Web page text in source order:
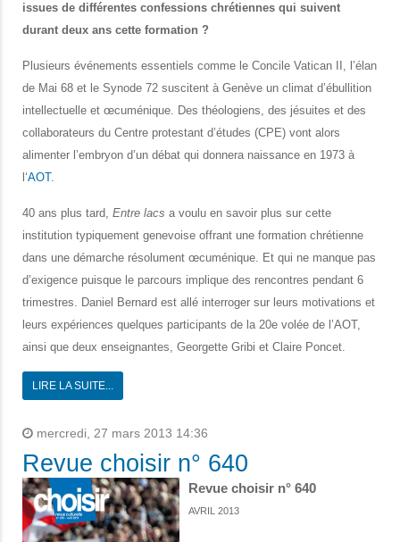
issues de différentes confessions chrétiennes qui suivent
durant deux ans cette formation ?
Plusieurs événements essentiels comme le Concile Vatican II, l’élan
de Mai 68 et le Synode 72 suscitent à Genève un climat d’ébullition
intellectuelle et œcuménique. Des théologiens, des jésuites et des
collaborateurs du Centre protestant d’études (CPE) vont alors
alimenter l’embryon d’un débat qui donnera naissance en 1973 à
l‘AOT.
40 ans plus tard, Entre lacs a voulu en savoir plus sur cette
institution typiquement genevoise offrant une formation chrétienne
dans une démarche résolument œcuménique. Et qui ne manque pas
d’exigence puisque le parcours implique des rencontres pendant 6
trimestres. Daniel Bernard est allé interroger sur leurs motivations et
leurs expériences quelques participants de la 20e volée de l’AOT,
ainsi que deux enseignantes, Georgette Gribi et Claire Poncet.
LIRE LA SUITE...
mercredi, 27 mars 2013 14:36
Revue choisir n° 640
Revue choisir n° 640
AVRIL 2013